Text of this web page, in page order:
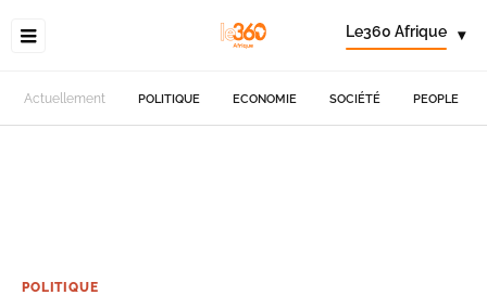
Le360 Afrique ▾
Actuellement POLITIQUE ECONOMIE SOCIÉTÉ PEOPLE
POLITIQUE